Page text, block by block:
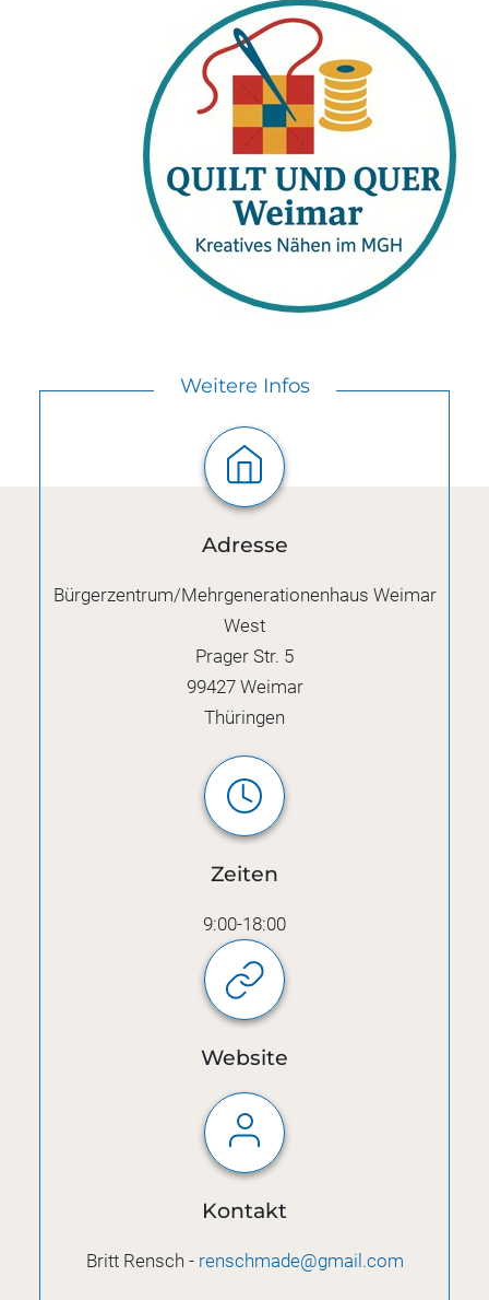
Weitere Infos
Adresse
Bürgerzentrum/Mehrgenerationenhaus Weimar
West
Prager Str. 5
99427 Weimar
Thüringen
Zeiten
9:00-18:00
Website
Kontakt
Britt Rensch - renschmade@gmail.com